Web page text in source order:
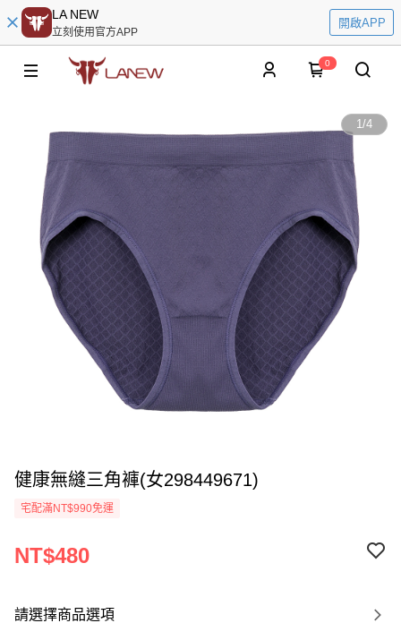
LA NEW
立刻使用官方APP
開啟APP
0
1/4
健康無縫三角褲(女298449671)
宅配滿NT$990免運
NT$480
請選擇商品選項